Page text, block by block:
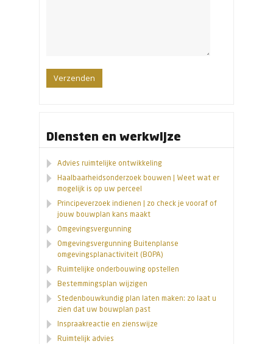
Diensten en werkwijze
Advies ruimtelijke ontwikkeling
Haalbaarheidsonderzoek bouwen | Weet wat er
mogelijk is op uw perceel
Principeverzoek indienen | zo check je vooraf of
jouw bouwplan kans maakt
Omgevingsvergunning
Omgevingsvergunning Buitenplanse
omgevingsplanactiviteit (BOPA)
Ruimtelijke onderbouwing opstellen
Bestemmingsplan wijzigen
Stedenbouwkundig plan laten maken: zo laat u
zien dat uw bouwplan past
Inspraakreactie en zienswijze
Ruimtelijk advies